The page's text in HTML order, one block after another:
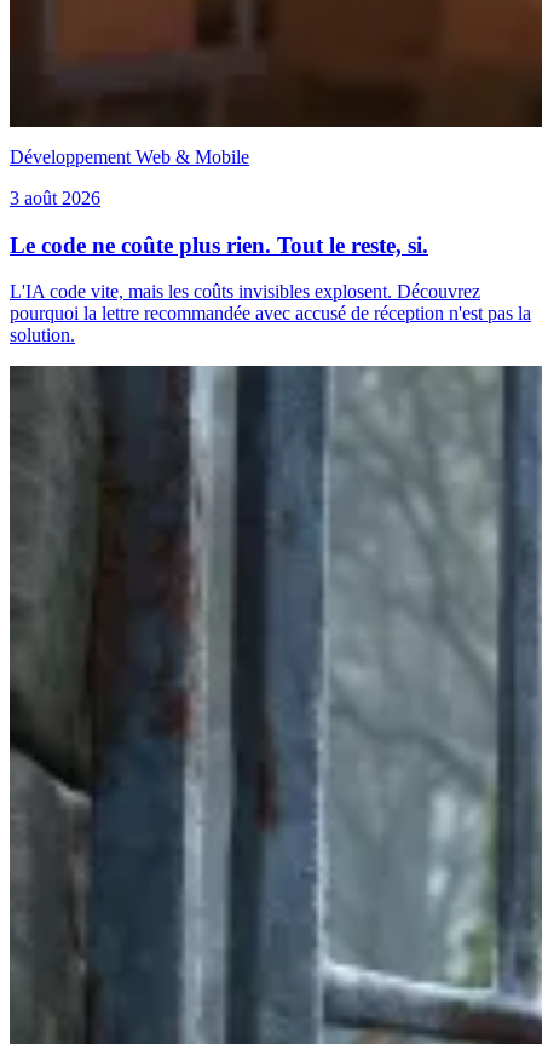
Développement Web & Mobile
3 août 2026
Le code ne coûte plus rien. Tout le reste, si.
L'IA code vite, mais les coûts invisibles explosent. Découvrez
pourquoi la lettre recommandée avec accusé de réception n'est pas la
solution.